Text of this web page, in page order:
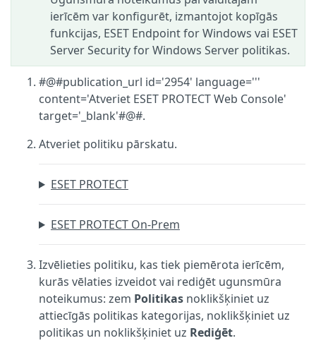
ierīcēm var konfigurēt, izmantojot kopīgās
funkcijas, ESET Endpoint for Windows vai ESET
Server Security for Windows Server politikas.
#@#publication_url id='2954' language='''
content='Atveriet ESET PROTECT Web Console'
target='_blank'#@#.
Atveriet politiku pārskatu.
ESET PROTECT
ESET PROTECT On-Prem
Izvēlieties politiku, kas tiek piemērota ierīcēm,
kurās vēlaties izveidot vai rediģēt ugunsmūra
noteikumus: zem Politikas noklikšķiniet uz
attiecīgās politikas kategorijas, noklikšķiniet uz
politikas un noklikšķiniet uz Rediģēt.